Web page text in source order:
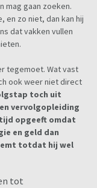
mag gaan zoeken.
en zo niet, dan kan hij
dat vakken vullen
tegemoet. Wat vast
ook weer niet direct
toch uit
vervolgopleiding
opgeeft omdat
en geld dan
totdat hij wel
tot